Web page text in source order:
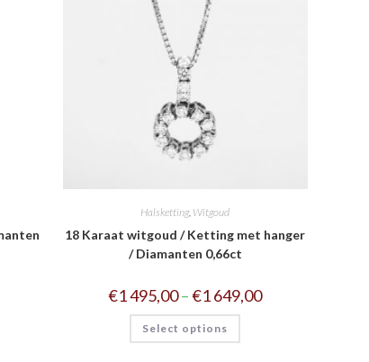
Halsketting, Witgoud
18 Karaat witgoud / Ketting met hanger
/ Diamanten 0,66ct
€1 495,00–€1 649,00
Select options